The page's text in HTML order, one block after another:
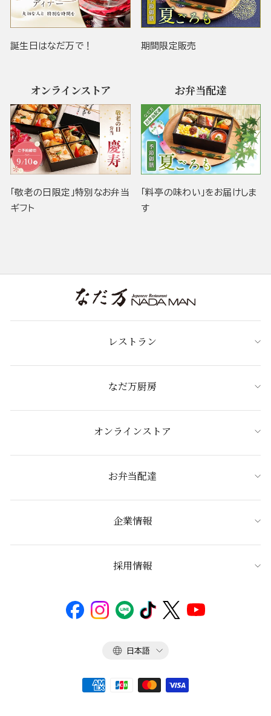
誕生日はなだ万で！ 期間限定販売
オンラインストア
「敬老の日限定」特別なお弁当
ギフト
お弁当配達
「料亭の味わい」をお届けしま
す
レストラン
なだ万厨房
オンラインストア
お弁当配達
企業情報
採用情報
言
日本語